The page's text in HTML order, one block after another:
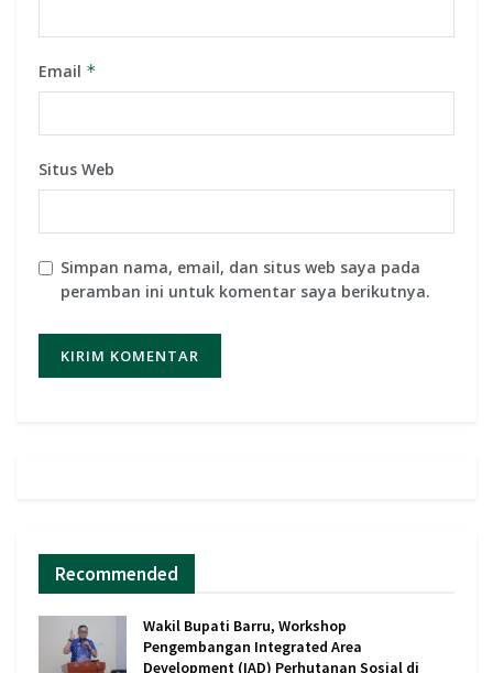
Email *
Situs Web
Simpan nama, email, dan situs web saya pada
peramban ini untuk komentar saya berikutnya.
Recommended
Wakil Bupati Barru, Workshop
Pengembangan Integrated Area
Development (IAD) Perhutanan Sosial di